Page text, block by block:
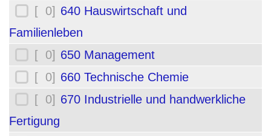
[ 0] 640 Hauswirtschaft und
Familienleben
[ 0] 650 Management
[ 0] 660 Technische Chemie
[ 0] 670 Industrielle und handwerkliche
Fertigung